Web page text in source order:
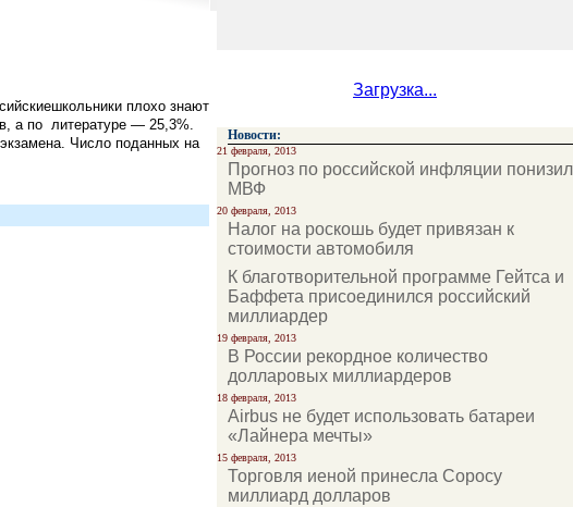
плохо знают
а по литературе — 25,3%.
Число поданных на
Загрузка...
Новости:
21 февраля, 2013
Прогноз по российской инфляции понизил
МВФ
20 февраля, 2013
Налог на роскошь будет привязан к
стоимости автомобиля
К благотворительной программе Гейтса и
Баффета присоединился российский
миллиардер
19 февраля, 2013
В России рекордное количество
долларовых миллиардеров
18 февраля, 2013
Airbus не будет использовать батареи
«Лайнера мечты»
15 февраля, 2013
Торговля иеной принесла Соросу
миллиард долларов